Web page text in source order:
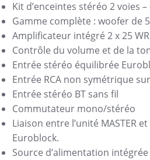
Kit d’enceintes stéréo 2 voies
Gamme complète : woofer de
Amplificateur intégré 2 x 25
Contrôle du volume et de la
Entrée stéréo équilibrée
Entrée RCA non symétrique sur
Entrée stéréo BT sans fil
Commutateur mono/stéréo
Liaison entre l’unité MASTER
Euroblock.
Source d’alimentation intégrée